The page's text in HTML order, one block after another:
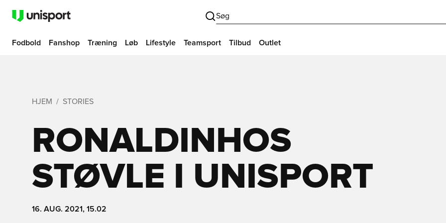
Søg
Fodbold Fanshop Træning Løb Lifestyle Teamsport Tilbud Outlet
HJEM STORIES
RONALDINHOS
STØVLE I UNISPORT
16. AUG. 2021, 15.02